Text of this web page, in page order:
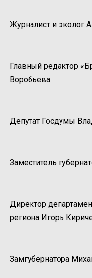
Журналист и эколог
Главный редактор
Воробьева
Депутат Госдумы
Заместитель
Директор
региона Игорь
Замгубернатора